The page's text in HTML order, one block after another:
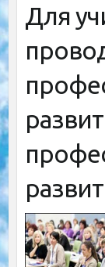
Для